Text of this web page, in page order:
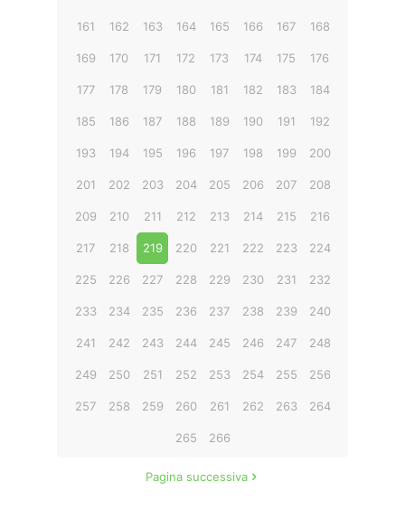
161 162 163 164 165 166 167 168
169 170 171 172 173 174 175 176
177 178 179 180 181 182 183 184
185 186 187 188 189 190 191 192
193 194 195 196 197 198 199 200
201 202 203 204 205 206 207 208
209 210 211 212 213 214 215 216
217 218 219 220 221 222 223 224
225 226 227 228 229 230 231 232
233 234 235 236 237 238 239 240
241 242 243 244 245 246 247 248
249 250 251 252 253 254 255 256
257 258 259 260 261 262 263 264
265 266
Pagina successiva